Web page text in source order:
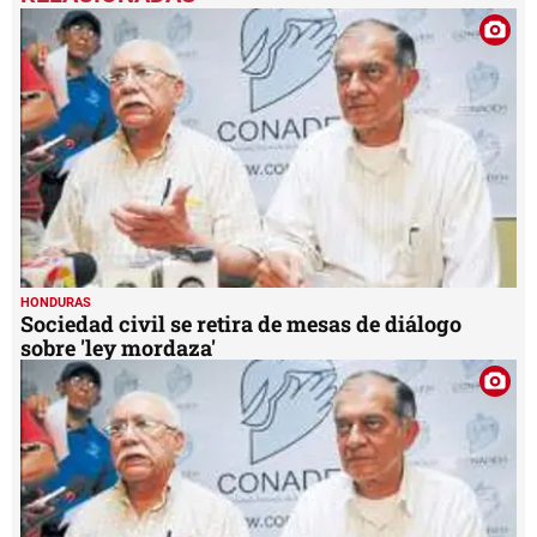
HONDURAS
Sociedad civil se retira de mesas de diálogo
sobre 'ley mordaza'